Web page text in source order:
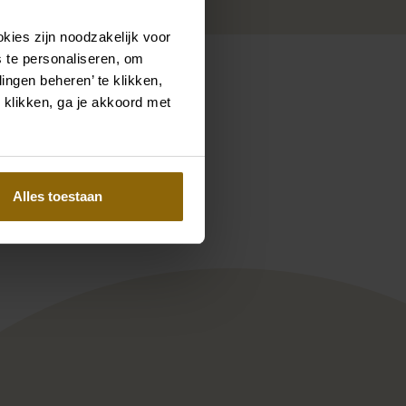
zijn noodzakelijk voor
personaliseren, om
beheren’ te klikken,
klikken, ga je akkoord met
Alles toestaanKN2108 Resort
Pinterest
Rebecca Ingram Poppy